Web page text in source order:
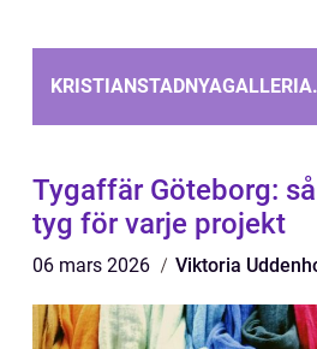
KRISTIANSTADNYAGALLERIA.
Tygaffär Göteborg:
tyg för varje projekt
06 mars 2026 Viktoria